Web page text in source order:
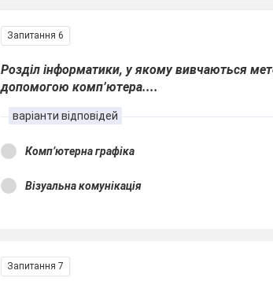
Запитання 6
Розділ інформатики, у якому вивчаються
допомогою комп’ютера....
варіанти відповідей
Комп’ютерна графіка
Візуальна комунікація
Запитання 7